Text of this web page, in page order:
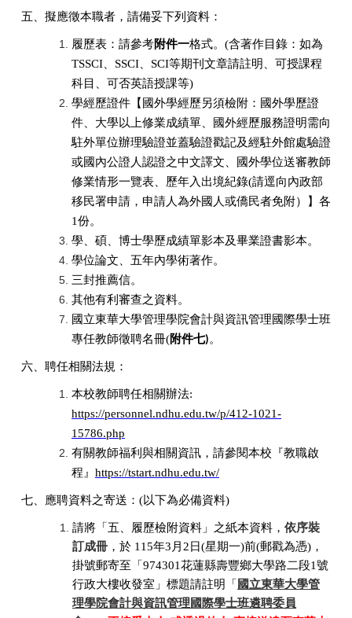
五、擬應徵本職者，請備妥下列資料：
履歷表：請參考附件一格式。 (含著作目錄：如為
TSSCI
SSCI SCI等期刊文章請註明、可授課程
科目、可否英語授課等)
學經歷證件【國外學經歷另須檢附：國外學歷證
件、大學以上修業成績單、國外經歷服務證明需向
駐外單位辦理驗證並蓋驗證戳記及經駐外館處驗證
或國內公證人認證之中文譯文、國外學位送審教師
修業情形一覽表、歷年入出境紀錄(請逕向內政部
移民署申請，申請人為外國人或僑民者免附）】各
1份。
學、碩、博士學歷成績單影本及畢業證書影本。
學位論文、五年內學術著作。
三封推薦信。
其他有利審查之資料。
國立東華大學管理學院會計與資訊管理國際學士班
專任教師徵聘名冊(附件七) 。
六、聘任相關法規：
本校教師聘任相關辦法:
https://personnel.ndhu.edu.tw/p/412-1021-
15786.php
有關教師福利與相關資訊，請參閱本校『教職啟
程』 https://tstart.ndhu.edu.tw/
七、應聘資料之寄送：(以下為必備資料)
請將「五、履歷檢附資料」之紙本資料， 依序裝
訂成冊 ，於 115年3 月 2日(星期一)前(郵戳為憑) ，
掛號郵寄至「974301花蓮縣壽豐鄉大學路二段1號
行政大樓收發室」標題請註明「國立東華大學管
理學院會計與資訊管理國際學士班遴聘委員